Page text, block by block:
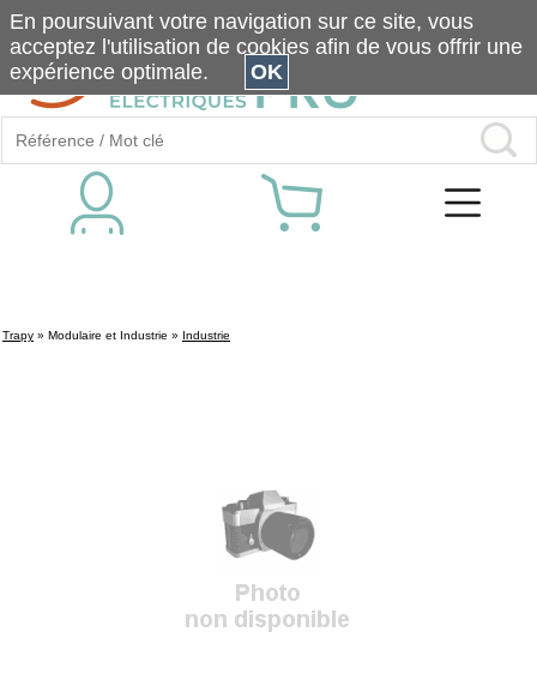
Trapy » Modulaire et Industrie » Industrie
En poursuivant votre navigation sur ce site, vous
acceptez l'utilisation de cookies afin de vous offrir une
expérience optimale.
OK